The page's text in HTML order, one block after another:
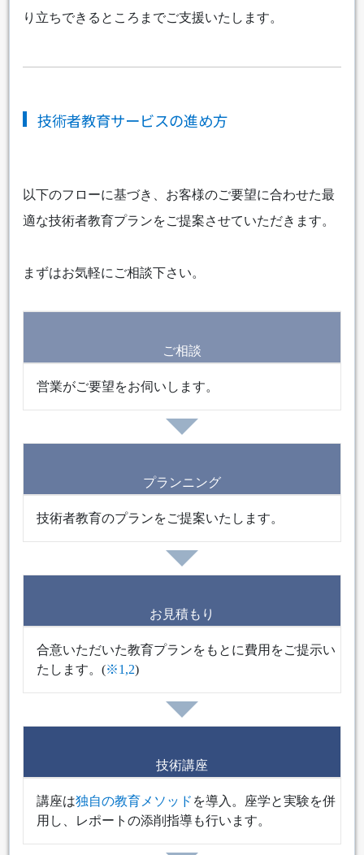
り立ちできるところまでご支援いたします。
技術者教育サービスの進め方
以下のフローに基づき、お客様のご要望に合わせた最
適な技術者教育プランをご提案させていただきます。
まずはお気軽にご相談下さい。
ご相談
営業がご要望をお伺いします。
プランニング
技術者教育のプランをご提案いたします。
お見積もり
合意いただいた教育プランをもとに費用をご提示い
たします。(※1,2)
技術講座
講座は独自の教育メソッド を導入。座学と実験を併
用し、レポートの添削指導も行います。